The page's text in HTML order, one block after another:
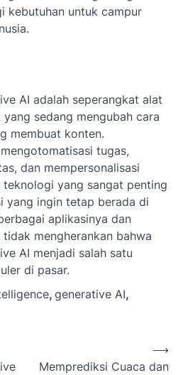
kebutuhan untuk campur
AI adalah seperangkat alat
sedang mengubah cara
membuat konten.
tugas,
dan mempersonalisasi
yang sangat penting
yang ingin tetap berada di
aplikasinya dan
mengherankan bahwa
AI menjadi salah satu
di pasar.
, generative AI,
Memprediksi Cuaca dan
⟶